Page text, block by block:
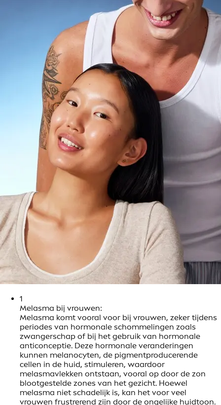
1
Melasma bij vrouwen:
Melasma komt vooral voor bij vrouwen, zeker tijdens
periodes van hormonale schommelingen zoals
zwangerschap of bij het gebruik van hormonale
anticonceptie. Deze hormonale veranderingen
kunnen melanocyten, de pigmentproducerende
cellen in de huid, stimuleren, waardoor
melasmavlekken ontstaan, vooral op door de zon
blootgestelde zones van het gezicht. Hoewel
melasma niet schadelijk is, kan het voor veel
vrouwen frustrerend zijn door de ongelijke huidtoon.